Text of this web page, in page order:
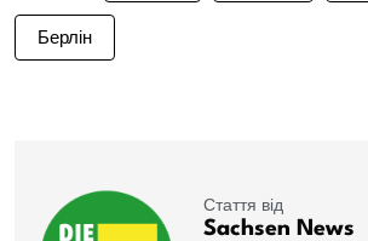
Берлін
Стаття від
Sachsen News